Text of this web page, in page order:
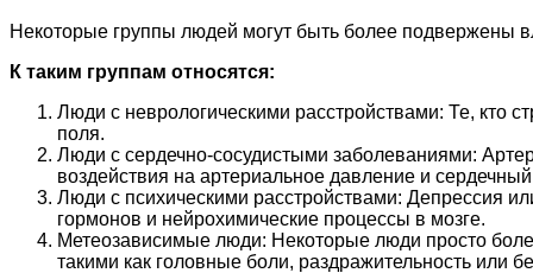
Некоторые группы людей могут быть более подвержены
К таким группам относятся:
Люди с неврологическими расстройствами: Те, кто
поля.
Люди с сердечно-сосудистыми заболеваниями:
воздействия на артериальное давление и
Люди с психическими расстройствами: Депрессия
гормонов и нейрохимические процессы в мозге.
Метеозависимые люди: Некоторые люди просто
такими как головные боли, раздражительность или